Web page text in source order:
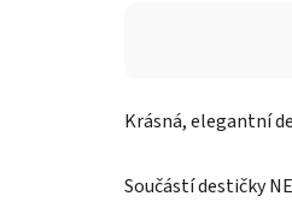
Krásná, elegantní
Součástí destičky